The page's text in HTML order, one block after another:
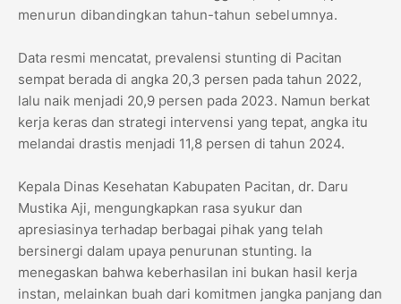
menurun dibandingkan tahun-tahun sebelumnya.
Data resmi mencatat, prevalensi stunting di Pacitan
sempat berada di angka 20,3 persen pada tahun 2022,
lalu naik menjadi 20,9 persen pada 2023. Namun berkat
kerja keras dan strategi intervensi yang tepat, angka itu
melandai drastis menjadi 11,8 persen di tahun 2024.
Kepala Dinas Kesehatan Kabupaten Pacitan, dr. Daru
Mustika Aji, mengungkapkan rasa syukur dan
apresiasinya terhadap berbagai pihak yang telah
bersinergi dalam upaya penurunan stunting. Ia
menegaskan bahwa keberhasilan ini bukan hasil kerja
instan, melainkan buah dari komitmen jangka panjang dan